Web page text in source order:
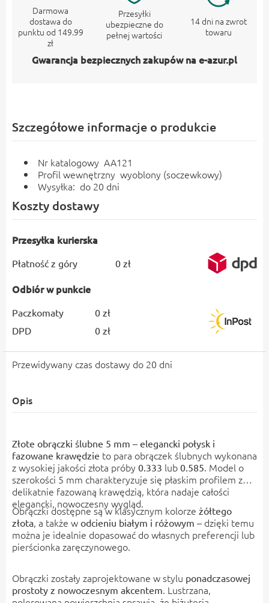
Darmowa
dostawa do
punktu od 149.99
zł
Przesyłki
ubezpieczne do
pełnej wartości
14 dni na zwrot
towaru
Gwarancja bezpiecznych zakupów na e-azur.pl
Szczegółowe informacje o produkcie
Nr katalogowy AA121
Profil wewnętrzny wyoblony (soczewkowy)
Wysyłka: do 20 dni
Koszty dostawy
Przesyłka kurierska
Płatność z góry 0 zł
Odbiór w punkcie
Paczkomaty
0 zł
DPD
0 zł
Przewidywany czas dostawy do 20 dni
Opis
Złote obrączki ślubne 5 mm – elegancki połysk i
fazowane krawędzie to para obrączek ślubnych wykonana
z wysokiej jakości złota próby 0.333 lub0.585. Model o
szerokości 5 mm charakteryzuje się płaskim profilem z
delikatnie fazowaną krawędzią, która nadaje całości
elegancki, nowoczesny wygląd.
Obrączki dostępne są w klasycznym kolorze żółtego
złota, a także w odcieniu białym i różowym – dzięki temu
można je idealnie dopasować do własnych preferencji lub
pierścionka zaręczynowego.
Obrączki zostały zaprojektowane w stylu ponadczasowej
prostoty z nowoczesnym akcentem. Lustrzana,